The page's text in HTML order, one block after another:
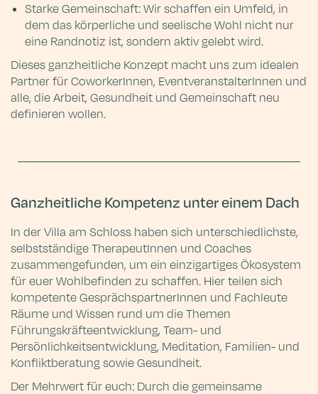
Starke Gemeinschaft: Wir schaffen ein Umfeld, in
dem das körperliche und seelische Wohl nicht nur
eine Randnotiz ist, sondern aktiv gelebt wird.
Dieses ganzheitliche Konzept macht uns zum idealen
Partner für CoworkerInnen, EventveranstalterInnen und
alle, die Arbeit, Gesundheit und Gemeinschaft neu
definieren wollen.
Ganzheitliche Kompetenz unter einem Dach
In der Villa am Schloss haben sich unterschiedlichste,
selbstständige TherapeutInnen und Coaches
zusammengefunden, um ein einzigartiges Ökosystem
für euer Wohlbefinden zu schaffen. Hier teilen sich
kompetente GesprächspartnerInnen und Fachleute
Räume und Wissen rund um die Themen
Führungskräfteentwicklung, Team- und
Persönlichkeitsentwicklung, Meditation, Familien- und
Konfliktberatung sowie Gesundheit.
Der Mehrwert für euch: Durch die gemeinsame